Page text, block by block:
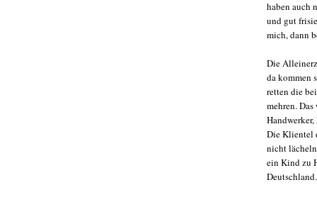
haben auch
und gut
mich, dann
Die
da kommen
retten die
mehren.
Die Klientel
nicht
ein Kind zu
Deutschland.